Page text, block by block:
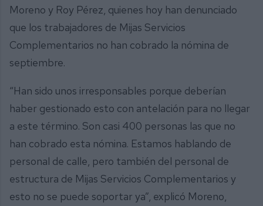
Moreno y Roy Pérez, quienes hoy han denunciado
que los trabajadores de Mijas Servicios
Complementarios no han cobrado la nómina de
septiembre.
“Han sido unos irresponsables porque deberían
haber gestionado esto con antelación para no llegar
a este término. Son casi 400 personas las que no
han cobrado esta nómina. Estamos hablando de
personal de calle, pero también del personal de
estructura de Mijas Servicios Complementarios y
esto no se puede soportar ya”, explicó Moreno,